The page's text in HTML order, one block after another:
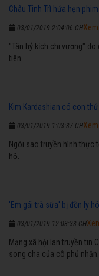
Châu Tinh Trì hứa hẹn
03/01/2019 2:04:06 CH
"Tân hỷ kịch chi vương"
tiên.
Kim Kardashian có con
03/01/2019 1:03:37 CH
Ngôi sao truyền hình thực
hộ.
'Em gái trà sữa' bị đồn ly
03/01/2019 12:03:33 CH
Mạng xã hội lan truyền tin
song cha của cô phủ nhận.